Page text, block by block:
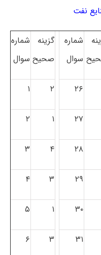
نفت
شماره
سوال
گزینه
صحیح
شماره
سوال
۲۶ ۲ ۱
۲۷ ۱ ۲
۲۸ ۴ ۳
۲۹ ۳ ۴
۳۰ ۱ ۵
۳۱ ۳ ۶